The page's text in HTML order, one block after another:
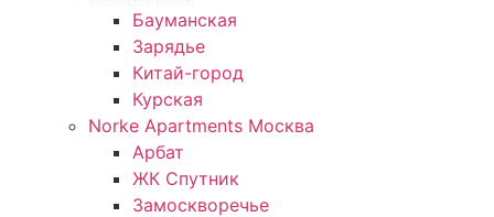
Бауманская
Зарядье
Китай-город
Курская
Norke Apartments Москва
Арбат
ЖК Спутник
Замоскворечье